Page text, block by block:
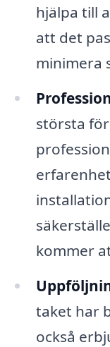
hjälpa till
att det
minimera
största
kommer
taket har
också